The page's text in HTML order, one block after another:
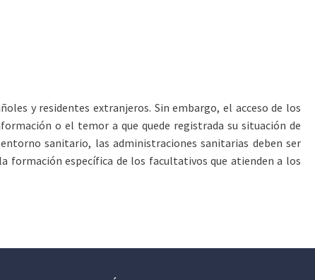
y residentes extranjeros. Sin embargo, el acceso de los
o el temor a que quede registrada su situación de
sanitario, las administraciones sanitarias deben ser
formación específica de los facultativos que atienden a los